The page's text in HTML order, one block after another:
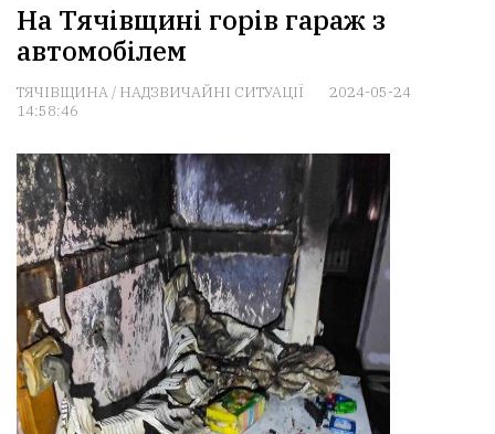
На Тячівщині горів гараж з
автомобілем
ТЯЧІВЩИНА/ НАДЗВИЧАЙНІ СИТУАЦІЇ
2024-05-24
14:58:46